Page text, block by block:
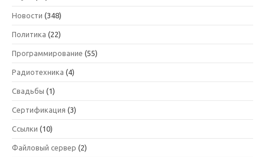
Новости (348)
Политика (22)
Программирование (55)
Радиотехника (4)
Свадьбы (1)
Сертификация (3)
Ссылки (10)
Файловый сервер (2)